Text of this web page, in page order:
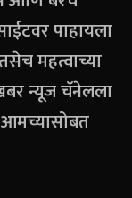
पाहायला
महत्वाच्या
खबर न्यूज चॅनेलला